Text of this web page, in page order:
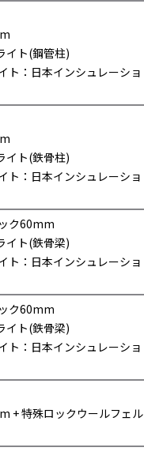
イト(鋼管柱)
ト：日本インシュレーショ
イト(鉄骨柱)
ト：日本インシュレーショ
ク60mm
イト(鉄骨梁)
ト：日本インシュレーショ
ク60mm
イト(鉄骨梁)
ト：日本インシュレーショ
+ 特殊ロックウールフェル